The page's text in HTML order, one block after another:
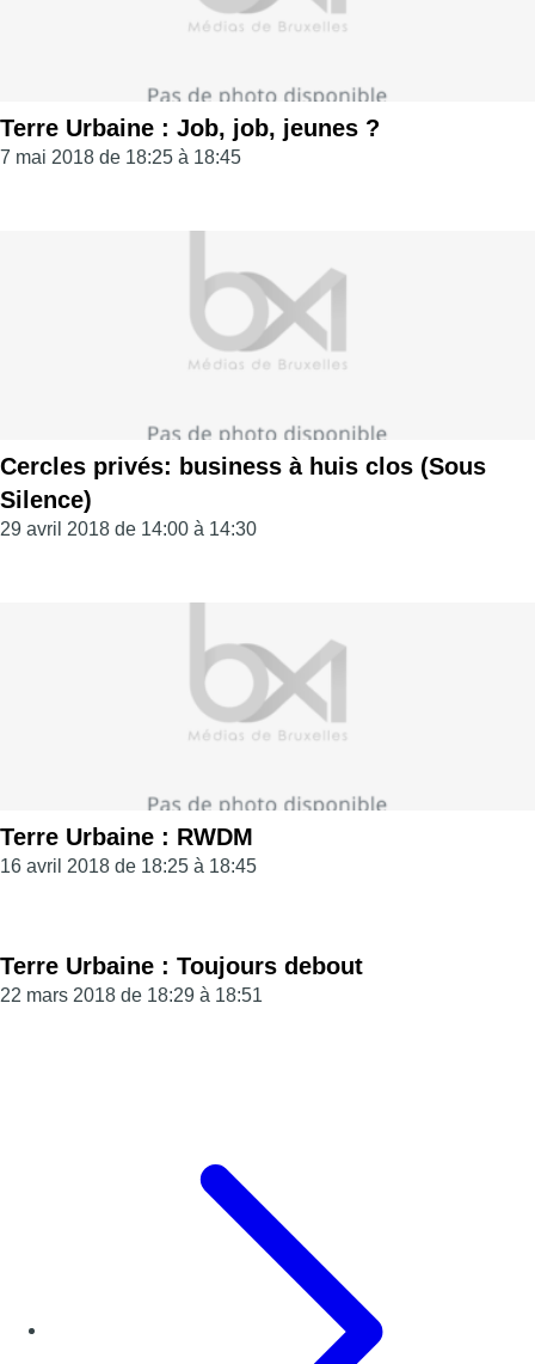
Terre Urbaine : Job, job, jeunes ?
7 mai 2018 de 18:25 à 18:45
Cercles privés: business à huis clos (Sous
Silence)
29 avril 2018 de 14:00 à 14:30
Terre Urbaine : RWDM
16 avril 2018 de 18:25 à 18:45
Terre Urbaine : Toujours debout
22 mars 2018 de 18:29 à 18:51